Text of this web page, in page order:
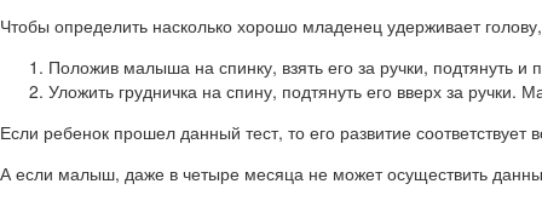
Чтобы определить насколько хорошо младенец удерживает
Положив малыша на спинку, взять его за ручки, подтянуть
Уложить грудничка на спину, подтянуть его вверх за
Если ребенок прошел данный тест, то его развитие соответствует
А если малыш, даже в четыре месяца не может осуществить